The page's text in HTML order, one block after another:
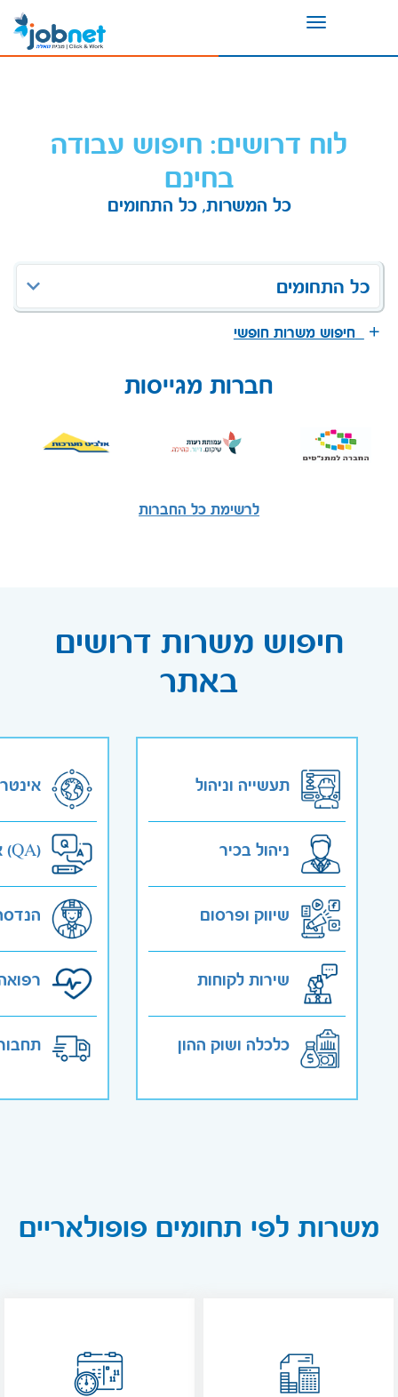
Toggle
לוח דרושים: חיפוש עבודה
בחינם
כל המשרות, כל התחומים
כל התחומים
חיפוש משרות חופשי
חברות מגייסות
לרשימת כל החברות
חיפוש משרות דרושים
באתר
תעשייה וניהול
ניהול בכיר
שיווק ופרסום
שירות לקוחות
כלכלה ושוק ההון
אבטחת איכות (QA)
משרות לפי תחומים פופולאריים